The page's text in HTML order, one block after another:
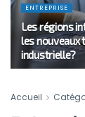
ENTREPRISE
Les régions
les nouveaux
industrielle?
Accueil